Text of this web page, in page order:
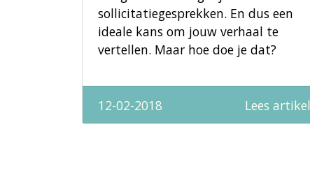
sollicitatiegesprekken. En dus een
ideale kans om jouw verhaal te
vertellen. Maar hoe doe je dat?
12-02-2018 Lees artikel